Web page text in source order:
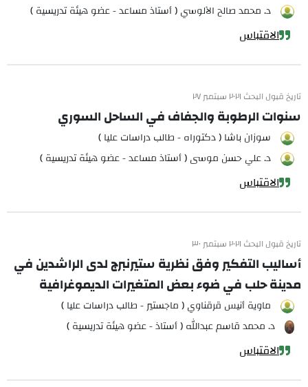
د. محمد صالح الآلوسي ( أستاذ مساعد - عضو هيئة تدريسية )
الاقتباس
تاريخ قبول البحث ٢٠٢١ سبتمبر ٢٧
سنوات الرطوبة والجفاف في الساحل السوري
سوزان باشا ( دكتوراه - طالب دراسات عليا )
د. علي حسن موسى ( أستاذ مساعد - عضو هيئة تدريسية )
الاقتباس
تاريخ قبول البحث ٢٠٢١ سبتمبر ٣٠
أساليب التفكير وفق نظرية ستيرنبرج لدى الراشدين في
مدينة حلب في ضوء بعض المتغيرات الديموغرافية
ماوية أنيس قرقناوي ( ماجستير - طالب دراسات عليا )
د. محمد قاسم عبدالله ( أستاذ - عضو هيئة تدريسية )
الاقتباس